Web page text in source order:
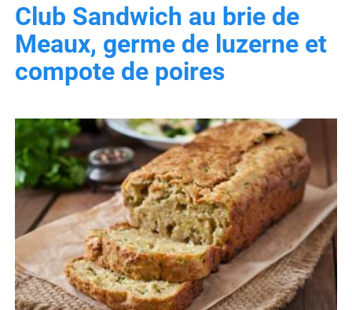
Club Sandwich au brie de
Meaux, germe de luzerne et
compote de poires